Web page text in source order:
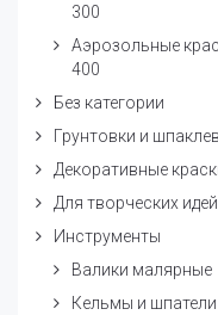
300
Аэрозольные
400
Без категории
Грунтовки и
Декоративные
Для творческих идей
Инструменты
Валики малярные
Кельмы и шпатели